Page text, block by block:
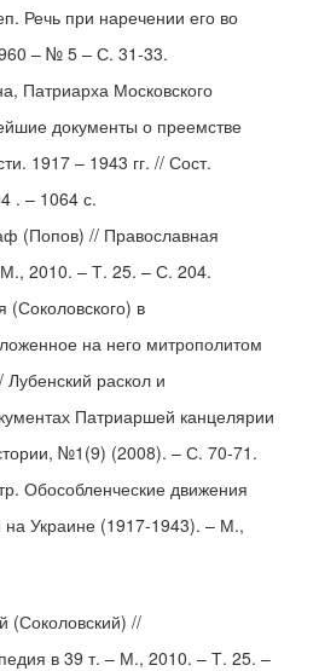
Речь при наречении его во
– № 5 – С. 31-33.
Патриарха Московского
документы о преемстве
1917 – 1943 гг. // Сост.
. – 1064 с.
(Попов) // Православная
2010. – Т. 25. – С. 204.
в
на него митрополитом
раскол и
Патриаршей канцелярии
№1(9) (2008). – С. 70-71.
Обособленческие движения
на Украине (1917-1943). – М.,
(Соколовский) //
в 39 т. – М., 2010. – Т. 25. –